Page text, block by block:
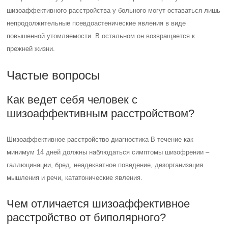
шизоаффективного расстройства у больного могут оставаться лишь
непродолжительные псевдоастенические явления в виде
повышенной утомляемости. В остальном он возвращается к
прежней жизни.
Частые вопросы
Как ведет себя человек с
шизоаффективным расстройством?
Шизоаффективное расстройство диагностика В течение как
минимум 14 дней должны наблюдаться симптомы шизофрении –
галлюцинации, бред, неадекватное поведение, дезорганизация
мышления и речи, кататонические явления.
Чем отличается шизоаффективное
расстройство от биполярного?